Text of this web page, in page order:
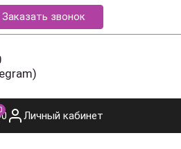
Заказать звонок
0 Личный кабинет